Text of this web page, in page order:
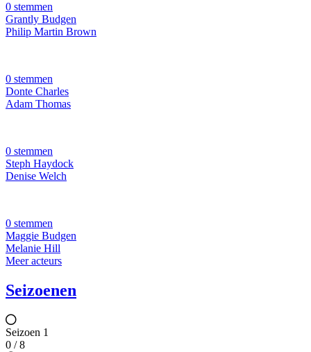
0 stemmen
Grantly Budgen
Philip Martin Brown
0 stemmen
Donte Charles
Adam Thomas
0 stemmen
Steph Haydock
Denise Welch
0 stemmen
Maggie Budgen
Melanie Hill
Meer acteurs
Seizoenen
Seizoen 1
0 / 8